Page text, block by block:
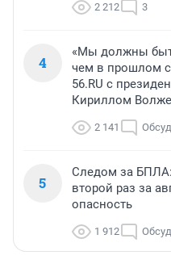
2 212 3
4
«Мы должны
чем в прошлом
56.RU с
Кириллом
2 141
5
Следом за БПЛА:
второй раз за
опасность
1 912